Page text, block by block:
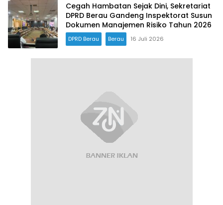
Cegah Hambatan Sejak Dini, Sekretariat
DPRD Berau Gandeng Inspektorat Susun
Dokumen Manajemen Risiko Tahun 2026
DPRD Berau Berau 16 Juli 2026